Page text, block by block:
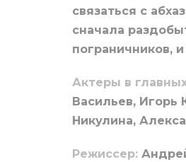
связаться с
сначала
пограничников,
Актеры в
Васильев, Игорь
Никулина,
Режиссер: